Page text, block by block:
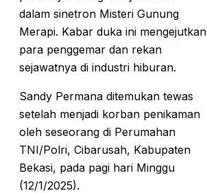
dalam sinetron Misteri Gunung
Merapi. Kabar duka ini mengejutkan
para penggemar dan rekan
sejawatnya di industri hiburan.
Sandy Permana ditemukan tewas
setelah menjadi korban penikaman
oleh seseorang di Perumahan
TNI/Polri, Cibarusah, Kabupaten
Bekasi, pada pagi hari Minggu
(12/1/2025).